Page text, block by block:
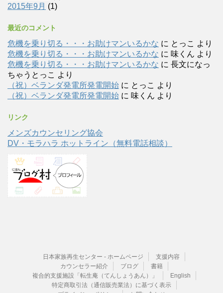
2015年9月 (1)
最近のコメント
危機を乗り切る・・・お助けマンいるかな に とっこ より
危機を乗り切る・・・お助けマンいるかな に 味くん より
危機を乗り切る・・・お助けマンいるかな に 長文になっ
ちゃうとっこ より
（祝）ベランダ発電所発電開始 に とっこ より
（祝）ベランダ発電所発電開始 に 味くん より
リンク
メンズカウンセリング協会
DV・モラハラ ホットライン（無料電話相談）
日本家族再生センター - ホームページ
支援内容
カウンセラー紹介
ブログ
書籍
複合的支援施設「転生庵（てんしょうあん）」
English
特定商取引法（通信販売業法）に基づく表示